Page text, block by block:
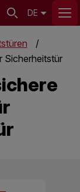
DE
Sicherheitstür